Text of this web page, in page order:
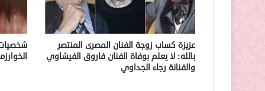
عزيزة كساب زوجة الفنان المصرى المنتصر
بالله: لا يعلم بوفاة الفنان فاروق الفيشاوي
والفنانة رجاء الجداوي